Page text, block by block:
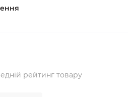
рейтинг товару